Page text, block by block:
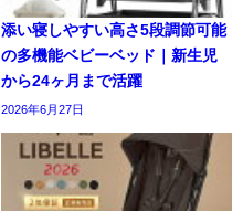
添い寝しやすい高さ5段調節可能
の多機能ベビーベッド｜新生児
から24ヶ月まで活躍
2026年6月27日